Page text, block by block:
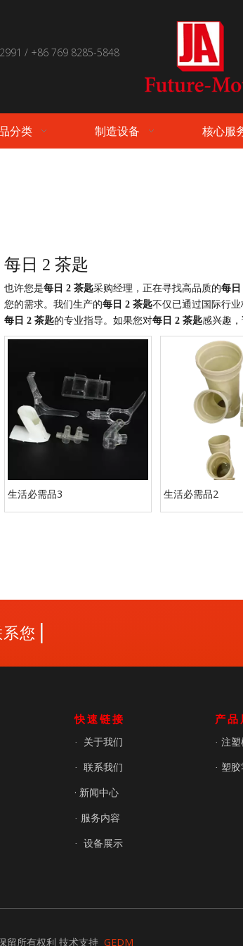
/ +86 769 8285-5848
分类 制造设备 核心服
每日 2 茶匙
也许您是每日 2 茶匙采购经理，正在寻找高品质的每日
您的需求。我们生产的每日 2 茶匙不仅已通过国际行
每日 2 茶匙的专业指导。如果您对每日 2 茶匙感兴趣
生活必需品3 生活必需品2
您 |
快速链接
· 关于我们
· 联系我们
· 新闻中心
· 服务内容
· 设备展示
产品
· 注
· 塑
留所有权利 技术支持 GEDM